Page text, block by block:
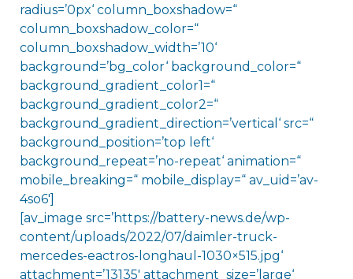
radius=’0px‘ column_boxshadow=“
column_boxshadow_color=“
column_boxshadow_width=’10‘
background=’bg_color‘ background_color=“
background_gradient_color1=“
background_gradient_color2=“
background_gradient_direction=’vertical‘ src=“
background_position=’top left‘
background_repeat=’no-repeat‘ animation=“
mobile_breaking=“ mobile_display=“ av_uid=’av-
4so6′]
[av_image src=’https://battery-news.de/wp-
content/uploads/2022/07/daimler-truck-
mercedes-eactros-longhaul-1030×515.jpg‘
attachment=’13135′ attachment_size=’large‘